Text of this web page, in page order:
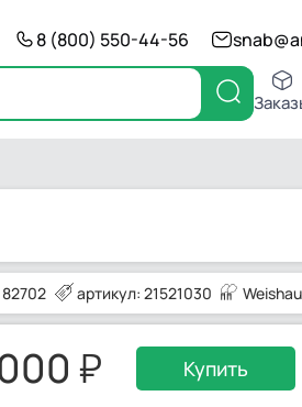
8 (800) 550-44-56
82702 артикул: 21521030
Купить